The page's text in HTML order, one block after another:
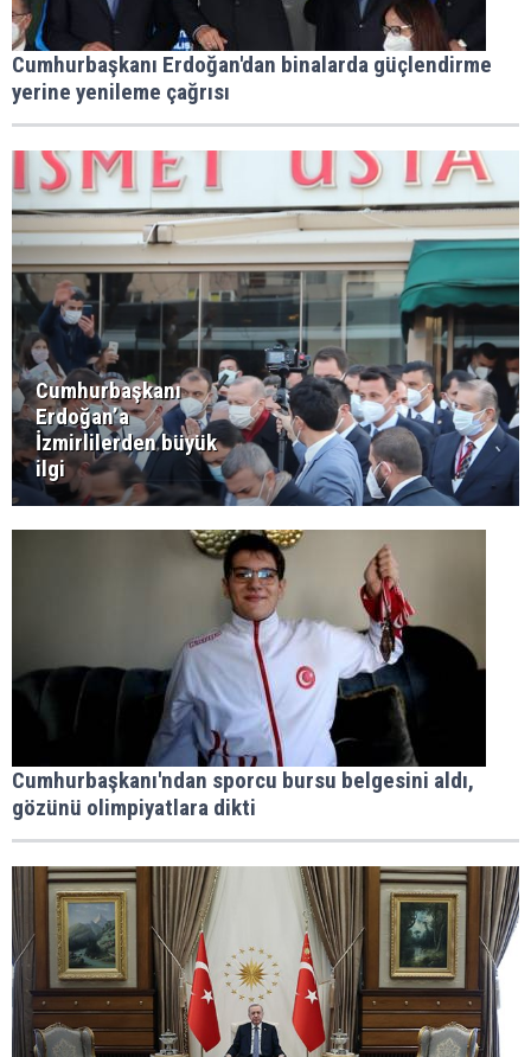
Cumhurbaşkanı Erdoğan'dan binalarda güçlendirme
yerine yenileme çağrısı
Cumhurbaşkanı
Erdoğan’a
İzmirlilerden büyük
ilgi
Cumhurbaşkanı'ndan sporcu bursu belgesini aldı,
gözünü olimpiyatlara dikti